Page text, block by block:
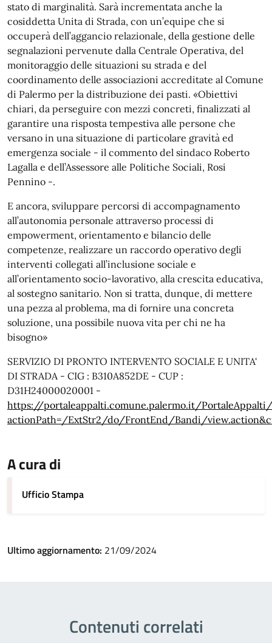
stato di marginalità. Sarà incrementata anche la
cosiddetta Unita di Strada, con un’equipe che si
occuperà dell’aggancio relazionale, della gestione delle
segnalazioni pervenute dalla Centrale Operativa, del
monitoraggio delle situazioni su strada e del
coordinamento delle associazioni accreditate al Comune
di Palermo per la distribuzione dei pasti. «Obiettivi
chiari, da perseguire con mezzi concreti, finalizzati al
garantire una risposta tempestiva alle persone che
versano in una situazione di particolare gravità ed
emergenza sociale - il commento del sindaco Roberto
Lagalla e dell’Assessore alle Politiche Sociali, Rosi
Pennino -.
E ancora, sviluppare percorsi di accompagnamento
all’autonomia personale attraverso processi di
empowerment, orientamento e bilancio delle
competenze, realizzare un raccordo operativo degli
interventi collegati all’inclusione sociale e
all’orientamento socio-lavorativo, alla crescita educativa,
al sostegno sanitario. Non si tratta, dunque, di mettere
una pezza al problema, ma di fornire una concreta
soluzione, una possibile nuova vita per chi ne ha
bisogno»
SERVIZIO DI PRONTO INTERVENTO SOCIALE E UNITA'
DI STRADA - CIG : B310A852DE - CUP :
D31H24000020001 -
https://portaleappalti.comune.palermo.it/
actionPath=/ExtStr2/do/FrontEnd/Bandi/
A cura di
Ufficio Stampa
Ultimo aggiornamento: 21/09/2024
Contenuti correlati